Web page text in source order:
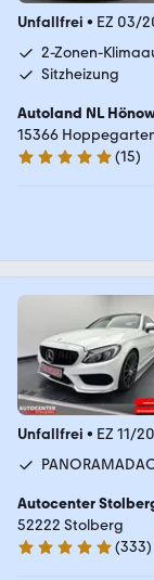
Unfallfrei • EZ 03/
2-Zonen-
Sitzheizung
Autoland NL
15366
5 Sterne
(15)
Unfallfrei • EZ 11/
Autocenter
52222 Stolberg
4.9 Sterne
(333)